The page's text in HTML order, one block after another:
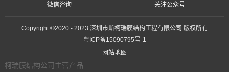
微信咨询 关注公众号
Copyright ©2020 - 2023 深圳市斯柯瑞膜结构工程有限公司 版权所有
粤ICP备15090795号-1
网站地图
柯瑞膜结构公司主营产品